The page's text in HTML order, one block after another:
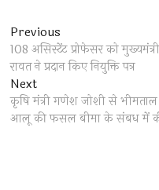
Post
navigation
Previous
post:
108 असिस्टेंट प्रोफेसर को
रावत ने प्रदान किए नियुक्ति पत्र
NextNext
post:
कृषि मंत्री गणेश जोशी से भीमताल
आलू की फसल बीमा के संबध में